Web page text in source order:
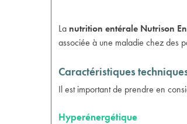
La nutrition entérale Nutrison
associée à une maladie chez des
Caractéristiques
Il est important de prendre en
Hyperénergétique